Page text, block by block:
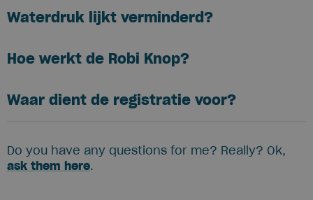
Waterdruk lijkt verminderd?
Hoe werkt de Robi Knop?
Waar dient de registratie voor?
Do you have any questions for me? Really? Ok,
ask them here.